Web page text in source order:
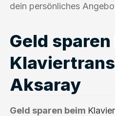
dein persönliches
Geld
Aksaray
Geld sparen beim